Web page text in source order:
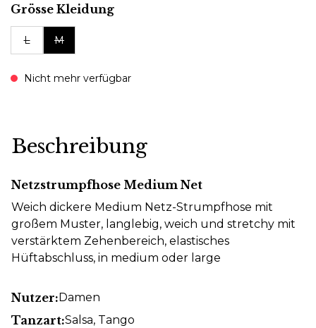
Grösse Kleidungauswählen
L M
Nicht mehr verfügbar
Beschreibung
Netzstrumpfhose Medium Net
Weich dickere Medium Netz-Strumpfhose mit
großem Muster, langlebig, weich und stretchy mit
verstärktem Zehenbereich, elastisches
Hüftabschluss, in medium oder large
Nutzer:Damen
Tanzart:Salsa, Tango